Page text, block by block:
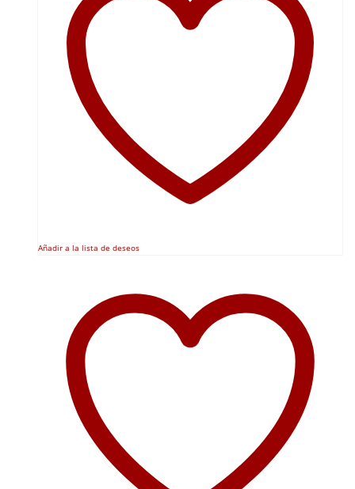
Añadir a la lista de deseos